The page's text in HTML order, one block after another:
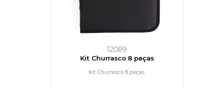
12089
Kit Churrasco 8 peças
Kit Churrasco 8 peças.